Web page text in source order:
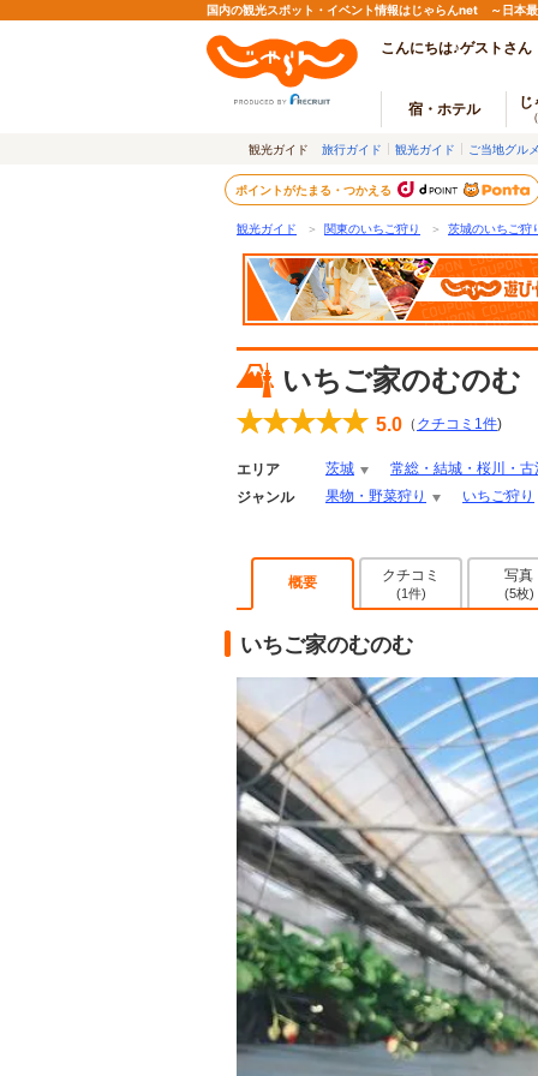
国内の観光スポット・イベント情報はじゃらんnet ～日本
こんにちは♪ゲストさん
宿・ホテル じ
観光ガイド 旅行ガイド 観光ガイド ご当地グル
ポイントがたまる・つかえる
観光ガイド ＞ 関東のいちご狩り ＞ 茨城のいちご狩
いちご家のむのむ
5.0 （ クチコミ 1件)
エリア 茨城
常総・結城・桜川・古
ジャンル
果物・野菜狩り いちご狩り
概要 クチコミ
(1件)
写真
(5枚)
いちご家のむのむ